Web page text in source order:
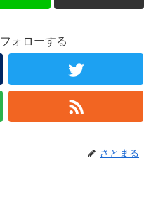
ォローする
さとまる